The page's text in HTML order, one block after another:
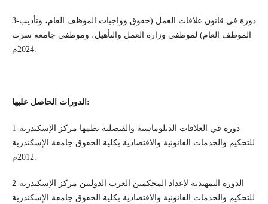
3-دورة في قانون علاقات العمل (حقوق وواجبات الموظف العام، وتأديب
الموظف العام) لموظفي وزارة العمل والتأهيل، وموظفي جامعة سرت
2024م.
الدورات الحاصل عليها:
1-دورة في العلاقات الدبلوماسية والقنصلية نظمها مركز الإسكندرية
للتحكيم والخدمات القانونية والاقتصادية بكلية الحقوق جامعة الإسكندرية
2012م.
2-الدورة التمهيدية لإعداد المحكمين العرب الدوليين مركز الإسكندرية
للتحكيم والخدمات القانونية والاقتصادية بكلية الحقوق جامعة الإسكندرية